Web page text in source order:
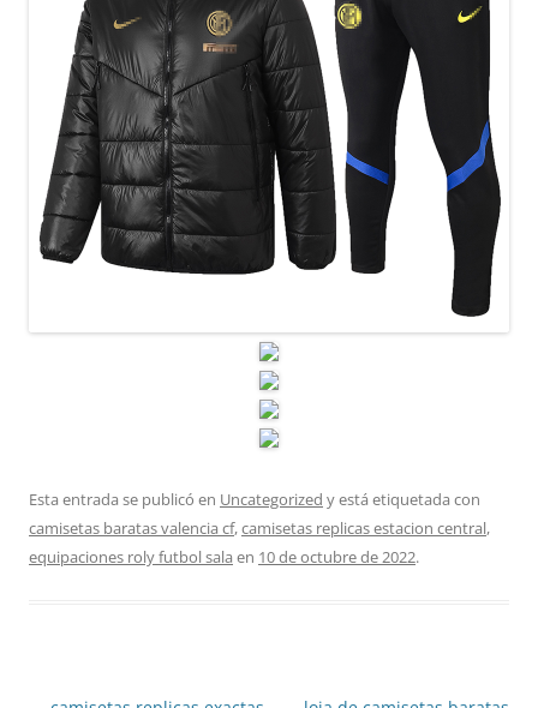
Esta entrada se publicó en Uncategorized y está etiquetada con
camisetas baratas valencia cf,camisetas replicas estacion central,
equipaciones roly futbol sala en 10 de octubre de 2022.